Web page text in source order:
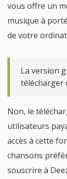
vous offre un
musique à
de votre
La version
télécharger
Non, le
utilisateurs
accès à cette
chansons
souscrire à